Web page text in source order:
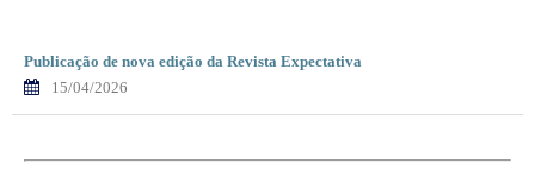
Publicação de nova edição da Revista Expectativa
15/04/2026